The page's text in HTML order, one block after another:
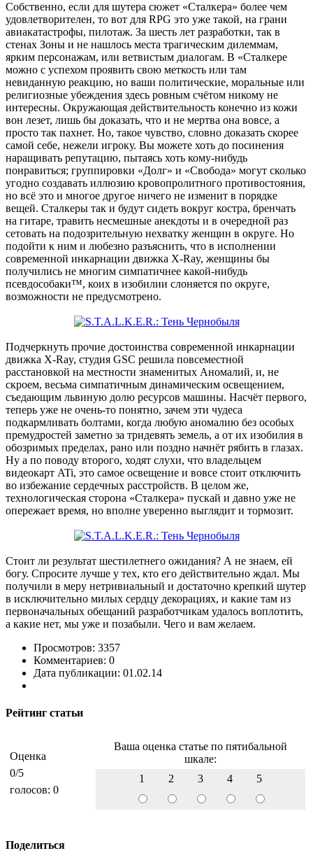
Собственно, если для шутера сюжет «Сталкера» более чем
удовлетворителен, то вот для RPG это уже такой, на грани
авиакатастрофы, пилотаж. За шесть лет разработки, так в
стенах Зоны и не нашлось места трагическим дилеммам,
ярким персонажам, или ветвистым диалогам. В «Сталкере
можно с успехом проявить свою меткость или там
невиданную реакцию, но ваши политические, моральные или
религиозные убеждения здесь ровным счётом никому не
интересны. Окружающая действительность конечно из кожи
вон лезет, лишь бы доказать, что и не мертва она вовсе, а
просто так пахнет. Но, такое чувство, словно доказать скорее
самой себе, нежели игроку. Вы можете хоть до посинения
наращивать репутацию, пытаясь хоть кому-нибудь
понравиться; группировки «Долг» и «Свобода» могут сколько
угодно создавать иллюзию кровопролитного противостояния,
но всё это и многое другое ничего не изменит в порядке
вещей. Сталкеры так и будут сидеть вокруг костра, бренчать
на гитаре, травить несмешные анекдоты и в очередной раз
сетовать на подозрительную нехватку женщин в округе. Но
подойти к ним и любезно разъяснить, что в исполнении
современной инкарнации движка X-Ray, женщины бы
получились не многим симпатичнее какой-нибудь
псевдособаки™, коих в изобилии слоняется по округе,
возможности не предусмотрено.
Подчеркнуть прочие достоинства современной инкарнации
движка X-Ray, студия GSC решила повсеместной
расстановкой на местности знаменитых Аномалий, и, не
скроем, весьма симпатичным динамическим освещением,
съедающим львиную долю ресурсов машины. Насчёт первого,
теперь уже не очень-то понятно, зачем эти чудеса
подкармливать болтами, когда любую аномалию без особых
премудростей заметно за тридевять земель, а от их изобилия в
обозримых пределах, рано или поздно начнёт рябить в глазах.
Ну а по поводу второго, ходят слухи, что владельцем
видеокарт ATi, это самое освещение и вовсе стоит отключить
во избежание сердечных расстройств. В целом же,
технологическая сторона «Сталкера» пускай и давно уже не
опережает время, но вполне уверенно выглядит и тормозит.
Стоит ли результат шестилетнего ожидания? А не знаем, ей
богу. Спросите лучше у тех, кто его действительно ждал. Мы
получили в меру нетривиальный и достаточно крепкий шутер
в исключительно милых сердцу декорациях, и какие там из
первоначальных обещаний разработчикам удалось воплотить,
а какие нет, мы уже и позабыли. Чего и вам желаем.
Просмотров: 3357
Комментариев: 0
Дата публикации: 01.02.14
Рейтинг статьи
Оценка
0/5
голосов: 0
Ваша оценка статье по пятибальной
шкале:
1
2 3 4 5
Поделиться